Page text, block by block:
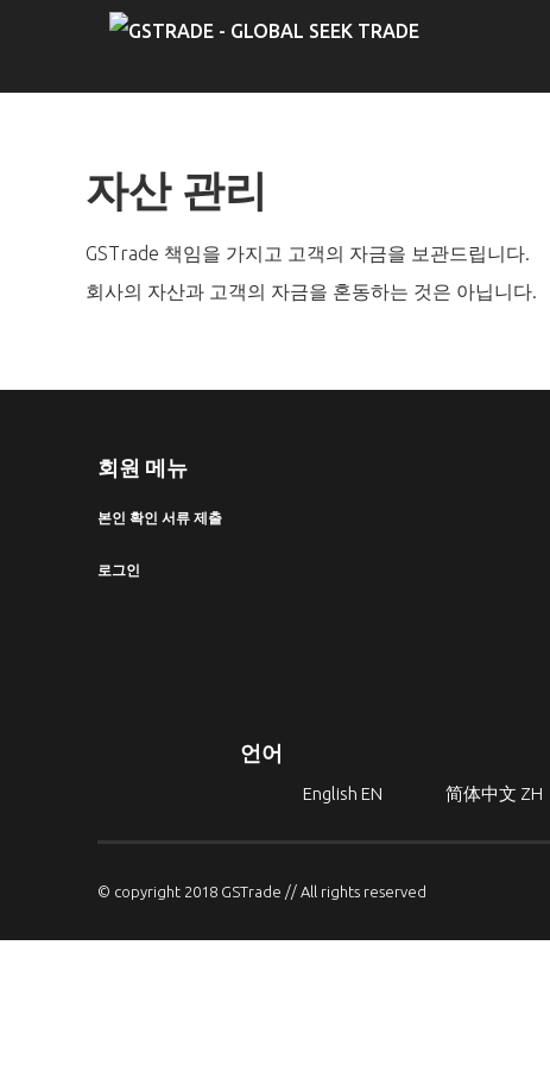
자산 관리
GSTrade 책임을 가지고 고객의 자금을 보관드립니다.
회사의 자산과 고객의 자금을 혼동하는 것은 아닙니다.
회원 메뉴
본인 확인 서류 제출
로그인
언어
English EN 简体中文 ZH
© copyright 2018 GSTrade // All rights reserved